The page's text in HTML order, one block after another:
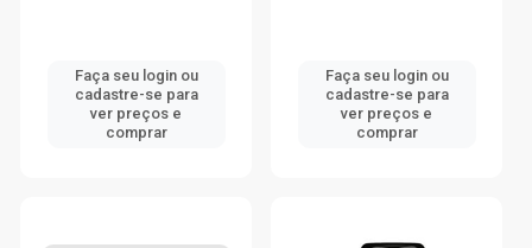
Faça seu login ou
cadastre-se para
ver preços e
comprar
Faça seu login ou
cadastre-se para
ver preços e
comprar